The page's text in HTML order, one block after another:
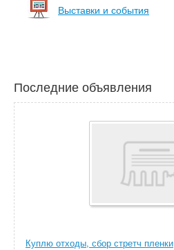
Выставки и события
Последние объявления
Куплю отходы, сбор стретч пленки